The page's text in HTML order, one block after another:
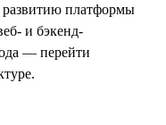
развитию платформы
и бэкенд-
— перейти